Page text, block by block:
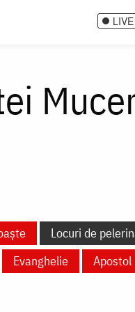
LIVE
Locuri de
Evanghelie Apostol